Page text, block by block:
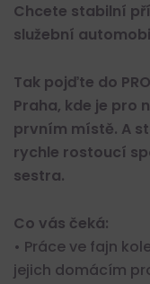
Chcete stabilní
služební
Tak pojďte do
Praha, kde je pro
prvním místě. A
rychle rostoucí
sestra.
Co vás čeká:
• Práce ve fajn
jejich domácím